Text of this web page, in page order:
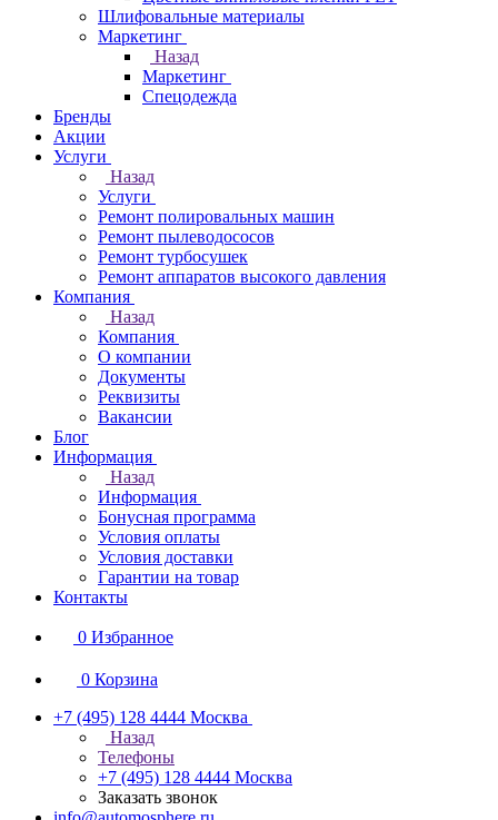
Шлифовальные материалы
Маркетинг
Назад
Маркетинг
Спецодежда
Бренды
Акции
Услуги
Назад
Услуги
Ремонт полировальных машин
Ремонт пылеводососов
Ремонт турбосушек
Ремонт аппаратов высокого давления
Компания
Назад
Компания
О компании
Документы
Реквизиты
Вакансии
Блог
Информация
Назад
Информация
Бонусная программа
Условия оплаты
Условия доставки
Гарантии на товар
Контакты
0 Избранное
0 Корзина
+7 (495) 128 4444 Москва
Назад
Телефоны
+7 (495) 128 4444 Москва
Заказать звонок